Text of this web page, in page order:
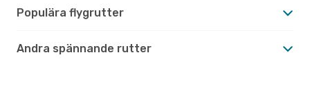
Populära flygrutter
Andra spännande rutter